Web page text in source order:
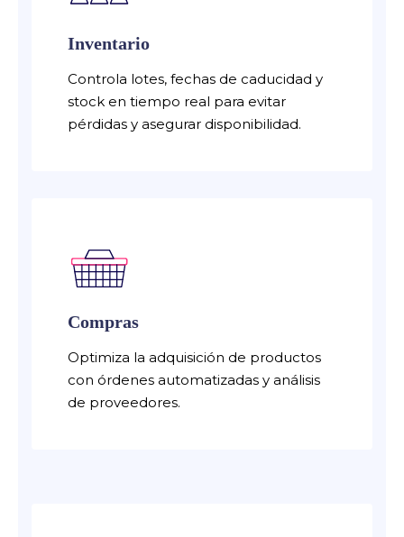
Inventario
Controla lotes, fechas de caducidad y
stock en tiempo real para evitar
pérdidas y asegurar disponibilidad.
Compras
Optimiza la adquisición de productos
con órdenes automatizadas y análisis
de proveedores.